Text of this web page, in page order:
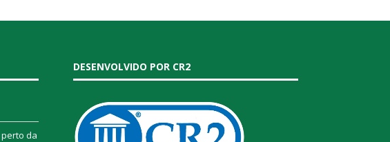
da
DESENVOLVIDO POR CR2